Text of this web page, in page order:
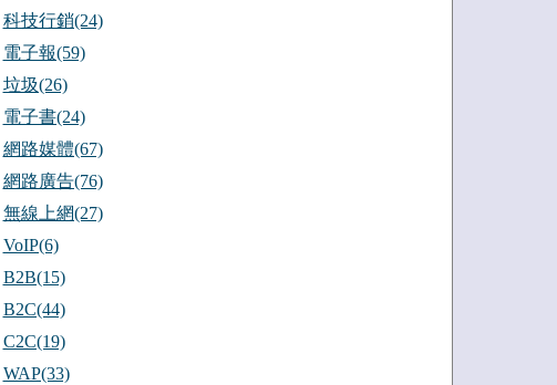
科技行銷(24)
電子報(59)
垃圾(26)
電子書(24)
網路媒體(67)
網路廣告(76)
無線上網(27)
VoIP(6)
B2B(15)
B2C(44)
C2C(19)
WAP(33)